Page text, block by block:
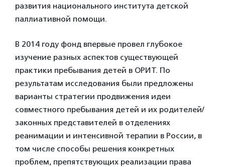
развития национального института детской
паллиативной помощи.
В 2014 году фонд впервые провел глубокое
изучение разных аспектов существующей
практики пребывания детей в ОРИТ. По
результатам исследования были предложены
варианты стратегии продвижения идеи
совместного пребывания детей и их родителей/
законных представителей в отделениях
реанимации и интенсивной терапии в России, в
том числе способы решения конкретных
проблем, препятствующих реализации права